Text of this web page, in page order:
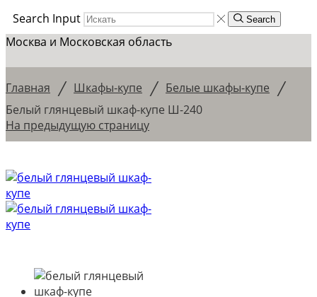
Search Input
Search
Москва и Московская область
Главная / Шкафы-купе / Белые шкафы-купе /
Белый глянцевый шкаф-купе Ш-240
На предыдущую страницу